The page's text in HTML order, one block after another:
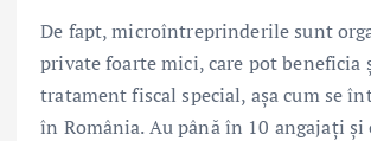
De fapt, microîntreprinderile sunt
private foarte mici, care pot beneficia
tratament fiscal special, așa cum se
în România. Au până în 10 angajați și